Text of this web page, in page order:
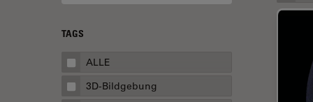
TAGS
ALLE
3D-Bildgebung